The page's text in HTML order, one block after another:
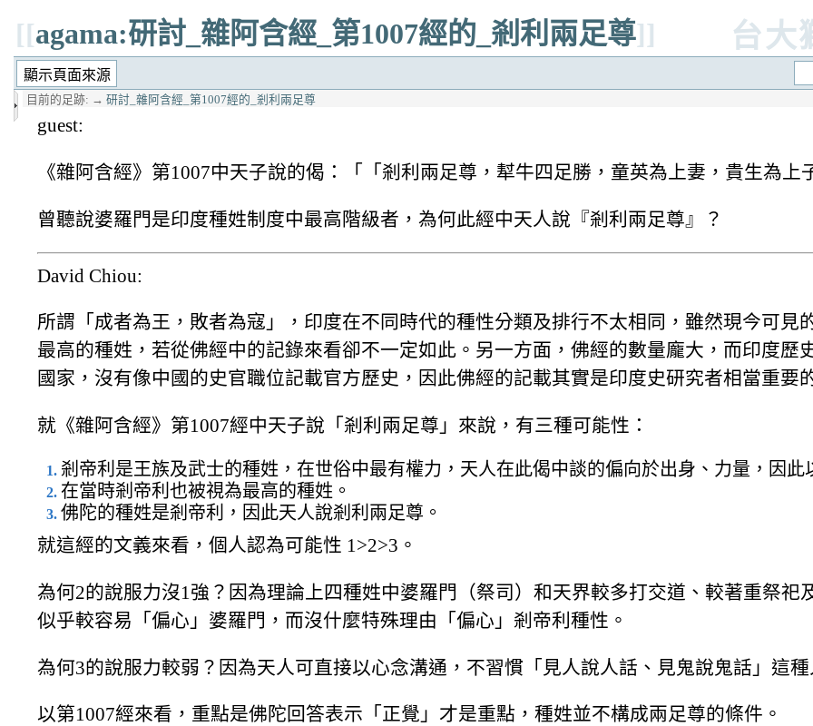
[[agama:研討_雜阿含經_第1007經的_剎利兩足尊]] 台大
目前的足跡: → 研討_雜阿含經_第1007經的_剎利兩足尊
guest:
《雜阿含經》第1007中天子說的偈：「「剎利兩足尊，犎牛四足勝，童英為上妻，貴生為上
曾聽說婆羅門是印度種姓制度中最高階級者，為何此經中天人說『剎利兩足尊』？
David Chiou:
所謂「成者為王，敗者為寇」，印度在不同時代的種性分類及排行不太相同，雖然現今可見
最高的種姓，若從佛經中的記錄來看卻不一定如此。另一方面，佛經的數量龐大，而印度歷
國家，沒有像中國的史官職位記載官方歷史，因此佛經的記載其實是印度史研究者相當重要
就《雜阿含經》第1007經中天子說「剎利兩足尊」來說，有三種可能性：
剎帝利是王族及武士的種姓，在世俗中最有權力，天人在此偈中談的偏向於出身、力量，因此
在當時剎帝利也被視為最高的種姓。
佛陀的種姓是剎帝利，因此天人說剎利兩足尊。
就這經的文義來看，個人認為可能性 1>2>3。
為何2的說服力沒1強？因為理論上四種姓中婆羅門（祭司）和天界較多打交道、較著重祭祀
似乎較容易「偏心」婆羅門，而沒什麼特殊理由「偏心」剎帝利種性。
為何3的說服力較弱？因為天人可直接以心念溝通，不習慣「見人說人話、見鬼說鬼話」這
以第1007經來看，重點是佛陀回答表示「正覺」才是重點，種姓並不構成兩足尊的條件。